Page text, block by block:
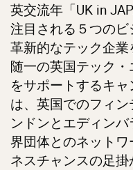
英交流年「UK in
注目される５つの
革新的なテック企
随一の英国テック
をサポートするキ
は、英国でのフィ
ンドンとエディン
界団体とのネット
ネスチャンスの足掛